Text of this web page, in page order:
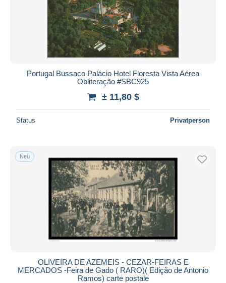
Portugal Bussaco Palácio Hotel Floresta Vista Aérea
Obliteração #SBC925
± 11,80 $
Status Privatperson
Neu
OLIVEIRA DE AZEMEIS - CEZAR-FEIRAS E
MERCADOS -Feira de Gado ( RARO)( Edição de Antonio
Ramos) carte postale